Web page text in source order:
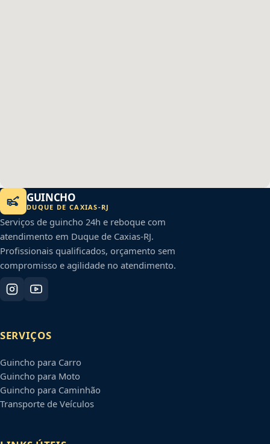
GUINCHO
DUQUE DE CAXIAS-RJ
Serviços de guincho 24h e reboque com
atendimento em Duque de Caxias-RJ.
Profissionais qualificados, orçamento sem
compromisso e agilidade no atendimento.
SERVIÇOS
Guincho para Carro
Guincho para Moto
Guincho para Caminhão
Transporte de Veículos